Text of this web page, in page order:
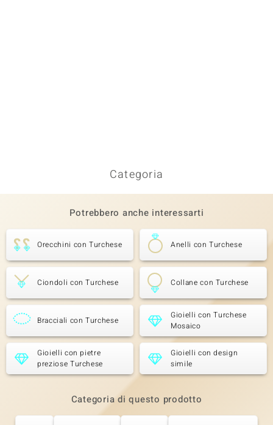
Categoria
Potrebbero anche interessarti
Orecchini con Turchese Anelli con Turchese
Ciondoli con Turchese Collane con Turchese
Bracciali con Turchese
Gioielli con Turchese
Mosaico
Gioielli con pietre
preziose Turchese
Gioielli con design
simile
Categoria di questo prodotto